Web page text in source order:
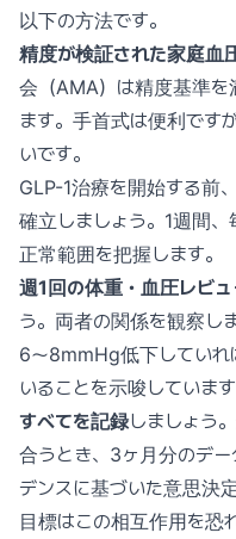
以下の方法です。
精度が検証された家庭血
会（AMA）は精度基準を
ます。手首式は便利です
いです。
GLP-1治療を開始する前
確立しましょう。1週間
正常範囲を把握します。
週1回の体重・血圧レビュ
う。両者の関係を観察し
6〜8mmHg低下していれ
いることを示唆しています
すべてを記録しましょう
合うとき、3ヶ月分のデ
デンスに基づいた意思決
目標はこの相互作用を恐